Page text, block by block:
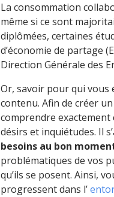
La consommation
même si ce sont
diplômées, certaines
d’économie de partage
Direction Générale des
Or, savoir pour qui vous
contenu. Afin de créer un
comprendre
désirs et inquiétudes. Il
besoins au bon
problématiques de vos
qu’ils se posent. Ainsi,
progressent dans l’